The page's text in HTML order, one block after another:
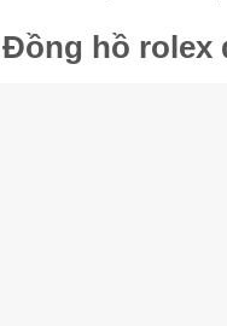
Đồng hồ rolex